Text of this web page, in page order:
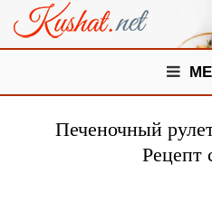
Печеночный
Рецепт